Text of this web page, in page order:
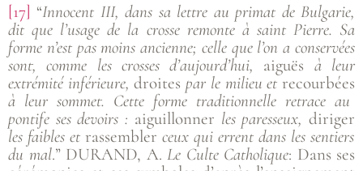
[17] “Innocent III, dans sa lettre au primat de Bulgarie,
dit que l’usage de la crosse remonte à saint Pierre. Sa
forme n’est pas moins ancienne; celle que l’on a conservées
sont, comme les crosses d’aujourd’hui, aiguës à leur
extrémité inférieure,droites par le milieu etrecourbées
à leur sommet. Cette forme traditionnelle retrace au
pontife ses devoirs : aiguillonner les paresseux,diriger
les faibles et rassembler ceux qui errent dans les sentiers
du mal.” DURAND, A. Le Culte Catholique: Dans ses